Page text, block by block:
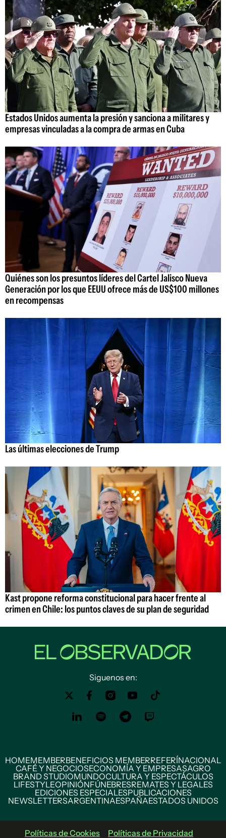
Estados Unidos aumenta la presión y sanciona a militares y
empresas vinculadas a la compra de armas en Cuba
Quiénes son los presuntos líderes del Cartel Jalisco Nueva
Generación por los que EEUU ofrece más de US$100 millones
en recompensas
Las últimas elecciones de Trump
Kast propone reforma constitucional para hacer frente al
crimen en Chile: los puntos claves de su plan de seguridad
Siguenos en:
HOMEMEMBERBENEFICIOS MEMBERREFERÍNACIONAL
CAFÉ Y NEGOCIOSECONOMÍA Y EMPRESASAGRO
BRAND STUDIOMUNDOCULTURA Y ESPECTÁCULOS
LIFESTYLEOPINIÓNFÚNEBRESREMATES Y LEGALES
EDICIONES ESPECIALESPUBLICACIONES
NEWSLETTERSARGENTINAESPAÑAESTADOS UNIDOS
Políticas de Cookies Políticas de Privacidad